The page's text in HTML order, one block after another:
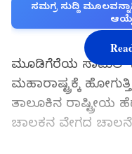
ಸಮಗ್ರ ಸುದ್ದಿ
ಮೂಡಿಗೆರೆಯ ಸಾಮಿಲ್
ಮಹಾರಾಷ್ಟ್ರಕ್ಕೆ
ತಾಲೂಕಿನ ರಾಷ್ಟ್ರೀಯ
ಚಾಲಕನ ವೇಗದ